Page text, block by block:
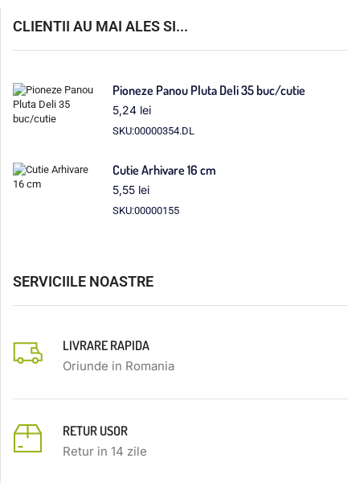
CLIENTII AU MAI ALES SI...
Pioneze Panou Pluta Deli 35 buc/cutie
5,24 lei
SKU:00000354.DL
Cutie Arhivare 16 cm
5,55 lei
SKU:00000155
SERVICIILE NOASTRE
LIVRARE RAPIDA
Oriunde in Romania
RETUR USOR
Retur in 14 zile